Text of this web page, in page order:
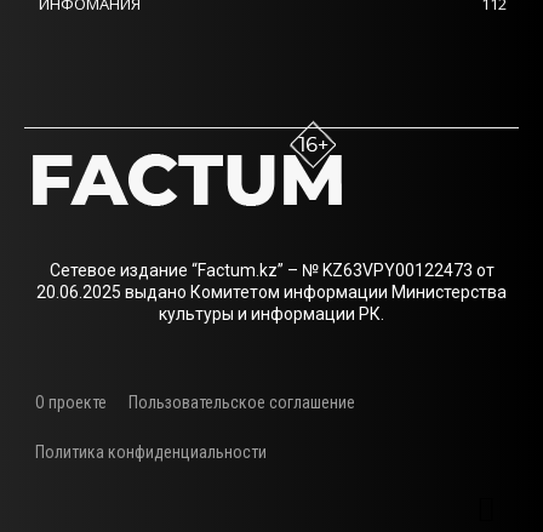
Сетевое издание “Factum.kz” – № KZ63VPY00122473 от
20.06.2025 выдано Комитетом информации Министерства
культуры и информации РК.
О проекте Пользовательское соглашение
Политика конфиденциальности